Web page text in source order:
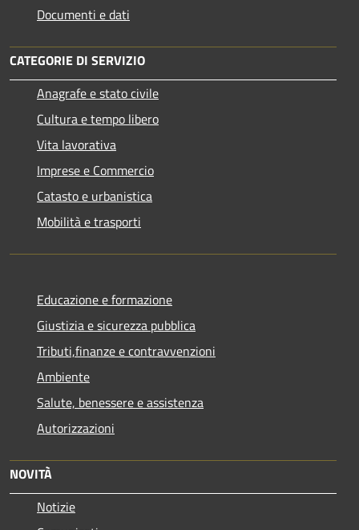
Documenti e dati
CATEGORIE DI SERVIZIO
Anagrafe e stato civile
Cultura e tempo libero
Vita lavorativa
Imprese e Commercio
Catasto e urbanistica
Mobilità e trasporti
Educazione e formazione
Giustizia e sicurezza pubblica
Tributi,finanze e contravvenzioni
Ambiente
Salute, benessere e assistenza
Autorizzazioni
NOVITÀ
Notizie